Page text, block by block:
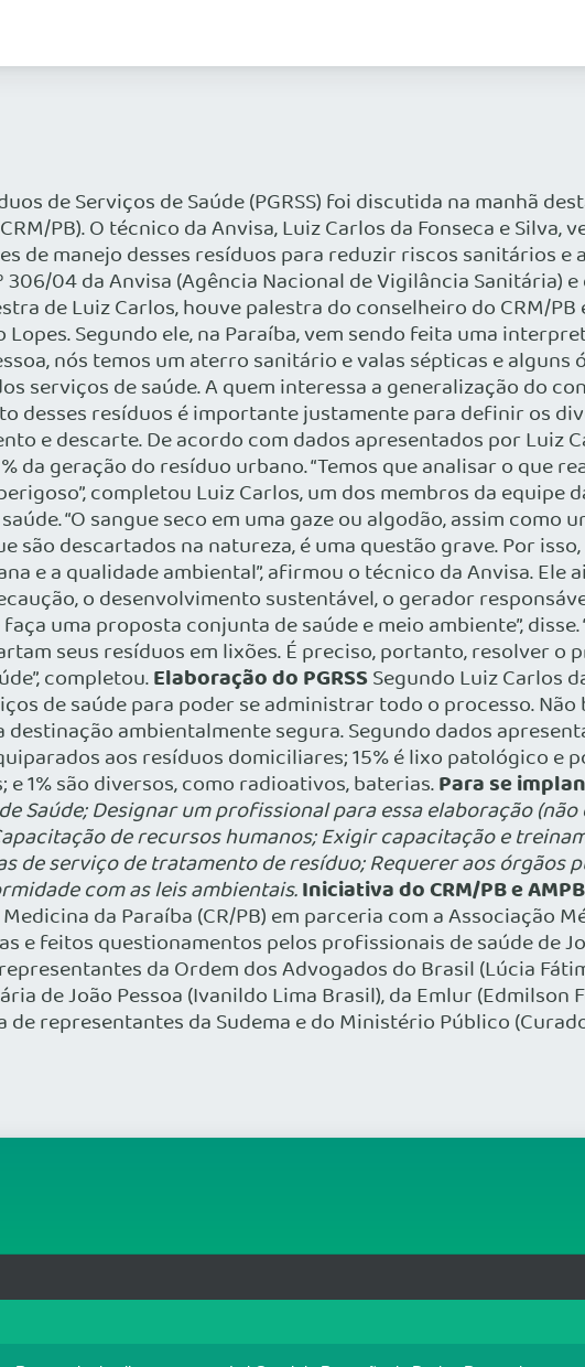
de Serviços de Saúde (PGRSS) foi discutida na manhã
PB). O técnico da Anvisa, Luiz Carlos da Fonseca e Silva,
de manejo desses resíduos para reduzir riscos sanitários e
04 da Anvisa (Agência Nacional de Vigilância Sanitária)
de Luiz Carlos, houve palestra do conselheiro do CRM/
Segundo ele, na Paraíba, vem sendo feita uma
nós temos um aterro sanitário e valas sépticas e alguns
serviços de saúde. A quem interessa a generalização do
desses resíduos é importante justamente para definir os
e descarte. De acordo com dados apresentados por Luiz
da geração do resíduo urbano. “Temos que analisar o que
completou Luiz Carlos, um dos membros da equipe
“O sangue seco em uma gaze ou algodão, assim como
descartados na natureza, é uma questão grave. Por
e a qualidade ambiental”, afirmou o técnico da Anvisa.
o desenvolvimento sustentável, o gerador
uma proposta conjunta de saúde e meio ambiente”,
seus resíduos em lixões. É preciso, portanto, resolver o
completou.Elaboração do PGRSSSegundo Luiz Carlos
de saúde para poder se administrar todo o processo.
ambientalmente segura. Segundo dados
aos resíduos domiciliares; 15% é lixo patológico e
1% são diversos, como radioativos, baterias.Para se
Saúde; Designar um profissional para essa elaboração
de recursos humanos; Exigir capacitação e
de serviço de tratamento de resíduo; Requerer aos órgãos
com as leis ambientais.Iniciativa do CRM/PB e AMPB
da Paraíba (CR/PB) em parceria com a Associação
feitos questionamentos pelos profissionais de saúde de
da Ordem dos Advogados do Brasil (Lúcia
de João Pessoa (Ivanildo Lima Brasil), da Emlur
representantes da Sudema e do Ministério Público
0001-30